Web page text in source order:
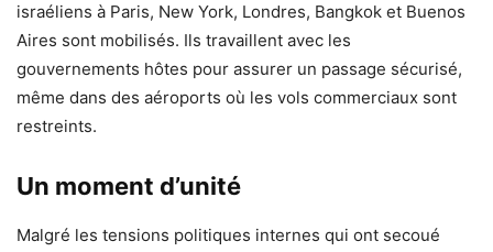
israéliens à Paris, New York, Londres, Bangkok et Buenos
Aires sont mobilisés. Ils travaillent avec les
gouvernements hôtes pour assurer un passage sécurisé,
même dans des aéroports où les vols commerciaux sont
restreints.
Un moment d’unité
Malgré les tensions politiques internes qui ont secoué